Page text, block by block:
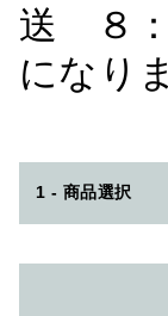
送 ８：
になり
1 - 商品選択